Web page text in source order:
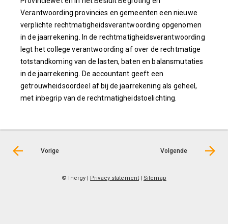
Verantwoording provincies en gemeenten een nieuwe
verplichte rechtmatigheidsverantwoording opgenomen
in de jaarrekening. In de rechtmatigheidsverantwoording
legt het college verantwoording af over de rechtmatige
totstandkoming van de lasten, baten en balansmutaties
in de jaarrekening. De accountant geeft een
getrouwheidsoordeel af bij de jaarrekening als geheel,
met inbegrip van de rechtmatigheidstoelichting.
Vorige Volgende
© Inergy | Privacy statement| Sitemap